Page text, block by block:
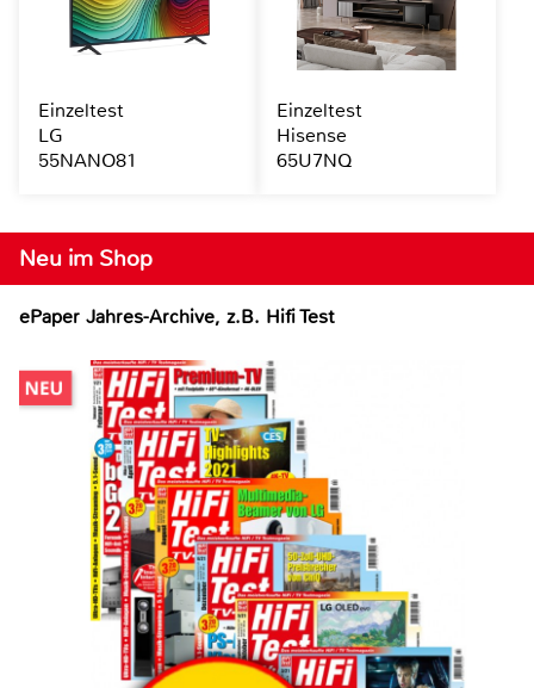
Neu im Shop
ePaper Jahres-Archive, z.B. Hifi Test
Einzeltest
LG
55NANO81
Einzeltest
Hisense
65U7NQ